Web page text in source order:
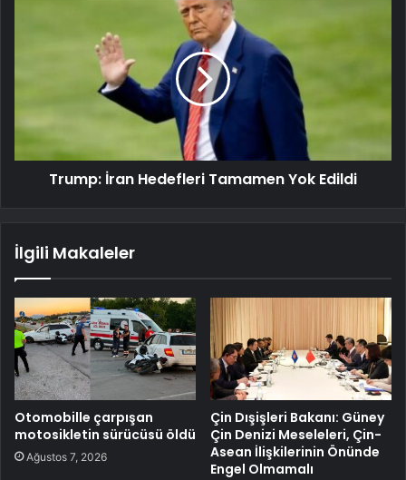
Trump: İran Hedefleri Tamamen Yok Edildi
İlgili Makaleler
Otomobille çarpışan
motosikletin sürücüsü öldü
Ağustos 7, 2026
Çin Dışişleri Bakanı: Güney
Çin Denizi Meseleleri, Çin-
Asean İlişkilerinin Önünde
Engel Olmamalı